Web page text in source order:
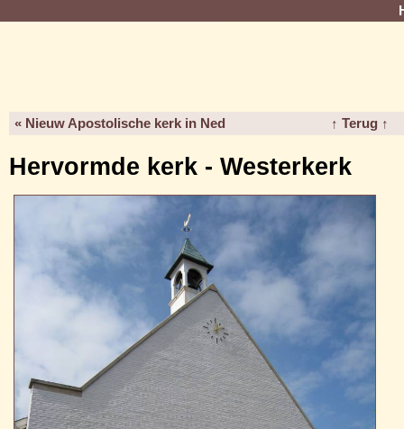
« Nieuw Apostolische kerk in Ned ↑ Terug ↑
Hervormde kerk - Westerkerk